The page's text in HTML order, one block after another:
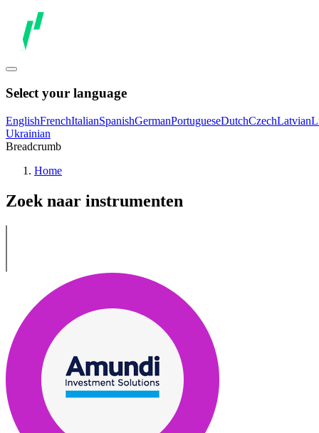
Select your language
EnglishFrenchItalianSpanishGermanPortugueseDutchCzechLatvian
Ukrainian
Breadcrumb
Home
Zoek naar instrumenten